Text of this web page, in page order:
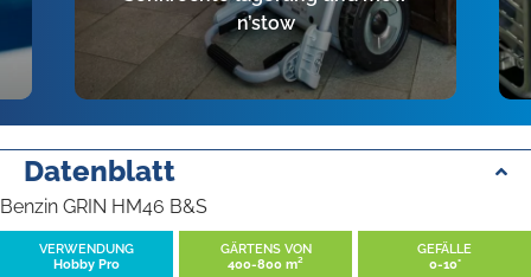
n’stow
Datenblatt
Benzin GRIN HM46 B&S
VERWENDUNG
Hobby Pro
GÄRTENS VON
400-800 m²
GEFÄLLE
0-10°